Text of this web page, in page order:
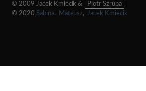
© 2009 Jacek Kmiecik &
Piotr Szruba
© 2020 Sabina, Mateusz, Jacek Kmiecik